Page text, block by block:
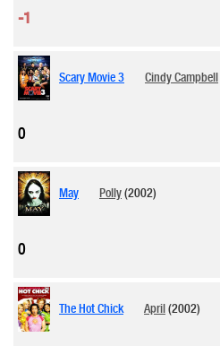
-1
Scary Movie 3 Cindy Campbell
0
May Polly(2002)
0
The Hot Chick April(2002)